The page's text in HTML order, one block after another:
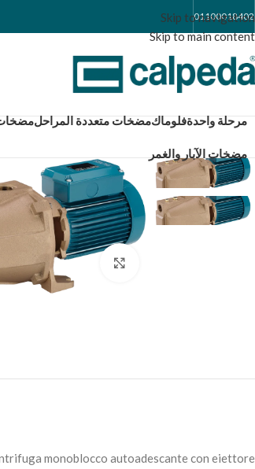
Skip to navigation
Skip to main content
01100018402
مرحلة واحدةفلوماكمضخات متعددة المراحلمضخات
مضخات الآبار والغمر
Click to enlarge
monoblocco autoadescante con eiettore